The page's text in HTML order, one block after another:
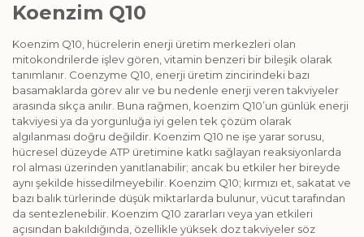
Koenzim Q10
Koenzim Q10, hücrelerin enerji üretim merkezleri olan
mitokondrilerde işlev gören, vitamin benzeri bir bileşik olarak
tanımlanır. Coenzyme Q10, enerji üretim zincirindeki bazı
basamaklarda görev alır ve bu nedenle enerji veren takviyeler
arasında sıkça anılır. Buna rağmen, koenzim Q10’un günlük enerji
takviyesi ya da yorgunluğa iyi gelen tek çözüm olarak
algılanması doğru değildir. Koenzim Q10 ne işe yarar sorusu,
hücresel düzeyde ATP üretimine katkı sağlayan reaksiyonlarda
rol alması üzerinden yanıtlanabilir; ancak bu etkiler her bireyde
aynı şekilde hissedilmeyebilir. Koenzim Q10; kırmızı et, sakatat ve
bazı balık türlerinde düşük miktarlarda bulunur, vücut tarafından
da sentezlenebilir. Koenzim Q10 zararları veya yan etkileri
açısından bakıldığında, özellikle yüksek doz takviyeler söz